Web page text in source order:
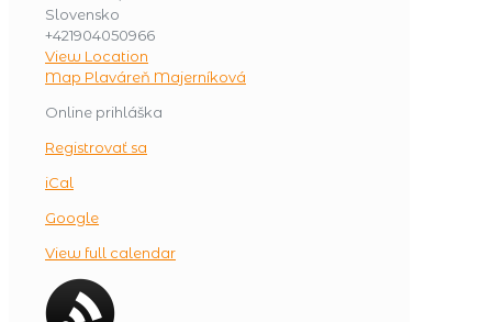
Slovensko
+421904050966
View Location
Map Plaváreň Majerníková
Online prihláška
Registrovať sa
iCal
Google
View full calendar